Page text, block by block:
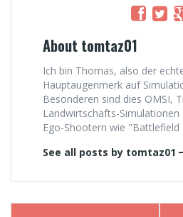
About tomtaz01
Ich bin Thomas, also der
Hauptaugenmerk auf
Besonderen sind dies OMSI,
Landwirtschafts-
Ego-Shootern wie "Battlefield
See all posts by tomtaz01